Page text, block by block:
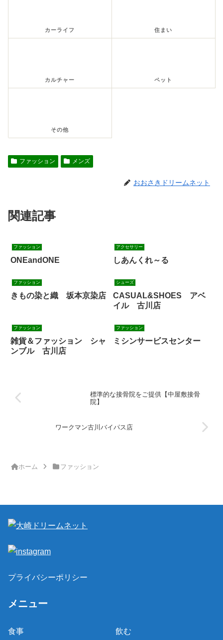
カーライフ 住まい
カルチャー ペット
その他
ファッション メンズ
おおさきドリームネット
関連記事
ファッション
ONEandONE
アクセサリー
しあんくれ～る
ファッション
きもの染と織 坂本京染店
シューズ
CASUAL&SHOES アベ
イル 古川店
ファッション
雑貨＆ファッション シャ
ンブル 古川店
ファッション
ミシンサービスセンター
標準的な接骨院をご提供【中屋敷接骨
院】
ワークマン古川バイパス店
ホーム ファッション
プライバシーポリシー
メニュー
食事 飲む